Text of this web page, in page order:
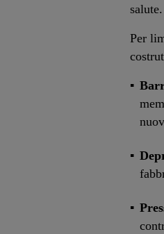
salute.
Per